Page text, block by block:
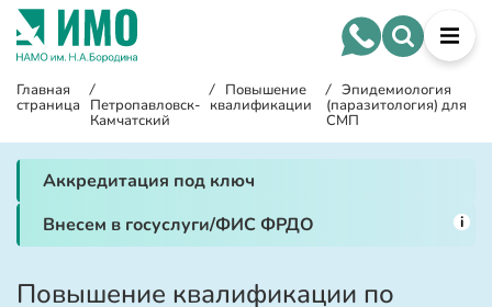
Главная
страница
/
Петропавловск-
Камчатский
/ Повышение
квалификации
/ Эпидемиология
(паразитология) для
СМП
Аккредитация под ключ
Внесем в госуслуги/ФИС ФРДО
i
Повышение квалификации по